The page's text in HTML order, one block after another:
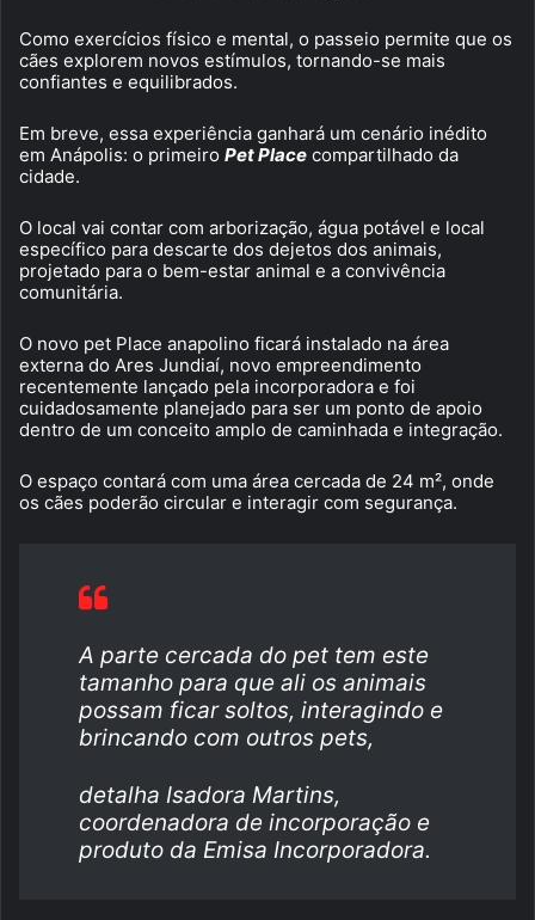
Como exercícios físico e mental, o passeio permite que os
cães explorem novos estímulos, tornando-se mais
confiantes e equilibrados.
Em breve, essa experiência ganhará um cenário inédito
em Anápolis: o primeiro Pet Place compartilhado da
cidade.
O local vai contar com arborização, água potável e local
específico para descarte dos dejetos dos animais,
projetado para o bem-estar animal e a convivência
comunitária.
O novo pet Place anapolino ficará instalado na área
externa do Ares Jundiaí, novo empreendimento
recentemente lançado pela incorporadora e foi
cuidadosamente planejado para ser um ponto de apoio
dentro de um conceito amplo de caminhada e integração.
O espaço contará com uma área cercada de 24 m², onde
os cães poderão circular e interagir com segurança.
A parte cercada do pet tem este
tamanho para que ali os animais
possam ficar soltos, interagindo e
brincando com outros pets,
detalha Isadora Martins,
coordenadora de incorporação e
produto da Emisa Incorporadora.